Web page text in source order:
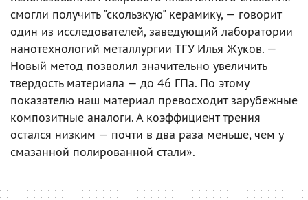
смогли получить "скользкую" керамику, — говорит
один из исследователей, заведующий лаборатории
нанотехнологий металлургии ТГУ Илья Жуков. —
Новый метод позволил значительно увеличить
твердость материала — до 46 ГПа. По этому
показателю наш материал превосходит зарубежные
композитные аналоги. А коэффициент трения
остался низким — почти в два раза меньше, чем у
смазанной полированной стали».